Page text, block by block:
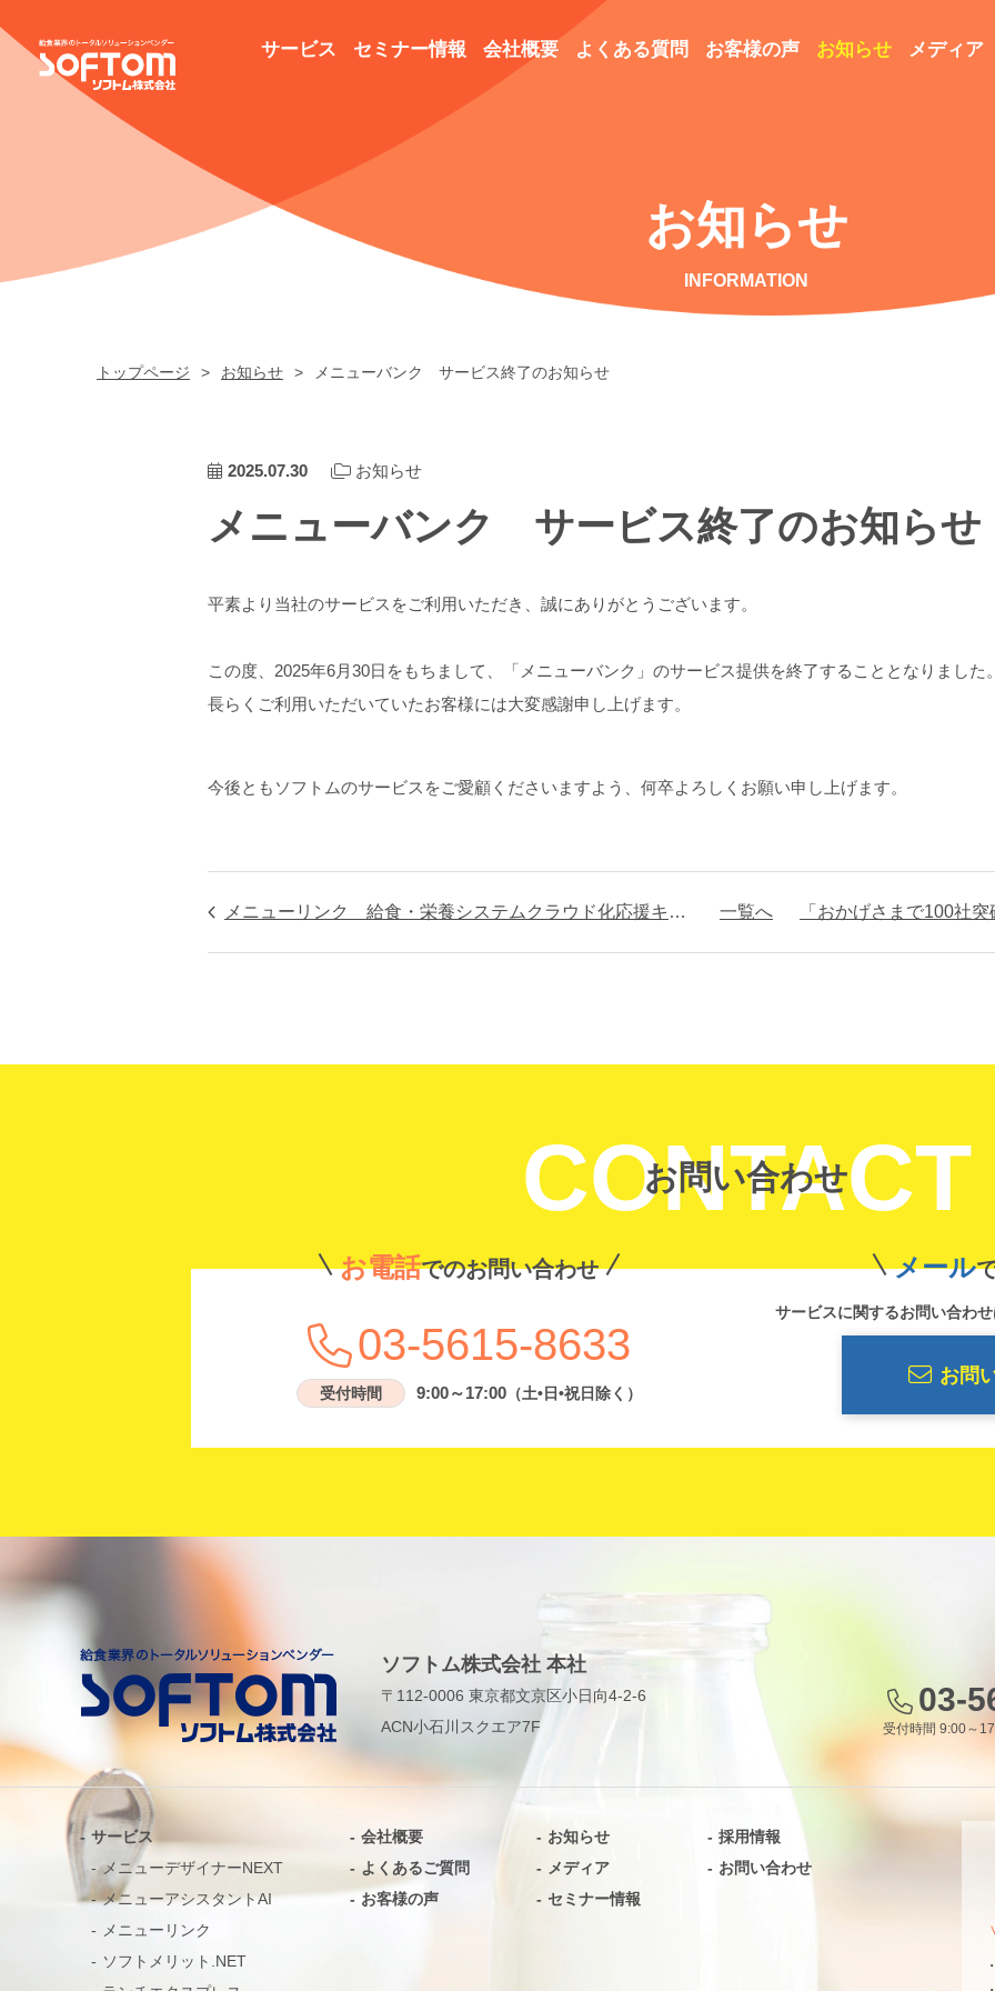
サービス セミナー情報 会社概要 よくある質問 お客様の声 お知らせ メディア
お知らせ
INFORMATION
トップページ お知らせ メニューバンク サービス終了のお知らせ
2025.07.30 お知らせ
メニューバンク サービス終了のお知らせ
平素より当社のサービスをご利用いただき、誠にありがとうございます。
この度、2025年6月30日をもちまして、「メニューバンク」のサービス提供を終了することとなりました。
長らくご利用いただいていたお客様には大変感謝申し上げます。
今後ともソフトムのサービスをご愛顧くださいますよう、何卒よろしくお願い申し上げます。
メニューリンク 給食・栄養システムクラウド化応援キャンペーンのお知らせ 一覧へ 「おかげさまで100社突破×100日間限
お問い合わせ
CONTACT
お電話でのお問い合わせ
03-5615-8633
受付時間 9:00～17:00（土•日•祝日除く）
メール
サービスに関するお問い合わ
お問
ソフトム株式会社 本社
〒112-0006 東京都文京区小日向4-2-6
ACN小石川スクエア7F
03-
受付時間 9:00～
サービス
メニューデザイナーNEXT
メニューアシスタントAI
メニューリンク
ソフトメリット.NET
会社概要
よくあるご質問
お客様の声
お知らせ
メディア
セミナー情報
採用情報
お問い合わせ